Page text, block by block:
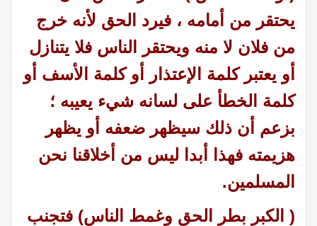
يحتقر من أمامه ، فيرد الحق لأنه خرج
من فلان لا منه ويحتقر الناس فلا يتنازل
أو يعتبر كلمة الإعتذار أو كلمة الأسف أو
كلمة الخطأ على لسانه شيء يعيبه ؛
بزعم أن ذلك سيظهر ضعفه أو يظهر
هزيمته فهذا أبدا ليس من أخلاقنا نحن
المسلمين.
( الكبر بطر الحق وغمط الناس) فتجنب